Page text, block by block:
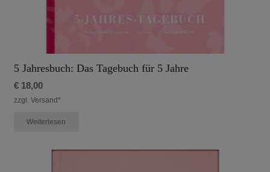
5 Jahresbuch: Das Tagebuch für 5 Jahre
€18,00
zzgl. Versand*
Weiterlesen